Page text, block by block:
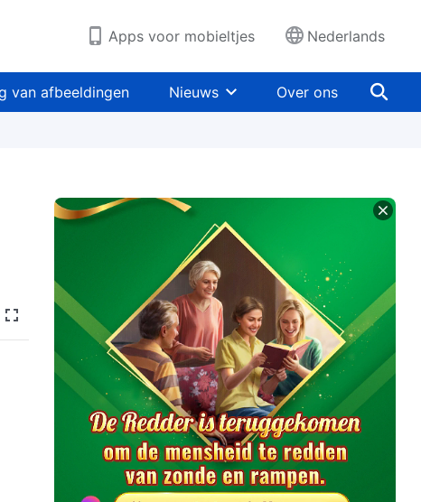
Apps voor mobieltjes Nederlands
van afbeeldingen Nieuws Over ons